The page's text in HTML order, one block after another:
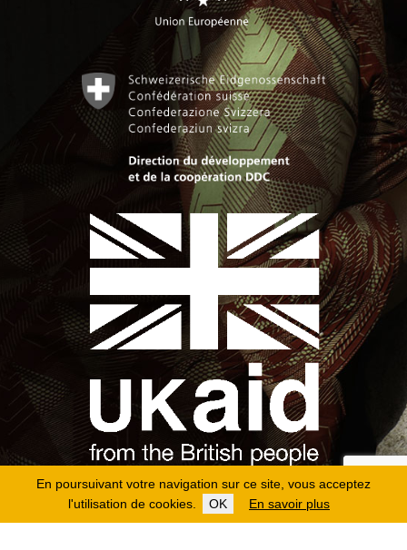
En poursuivant votre navigation sur ce site, vous acceptez
l'utilisation de cookies.
OK En savoir plus